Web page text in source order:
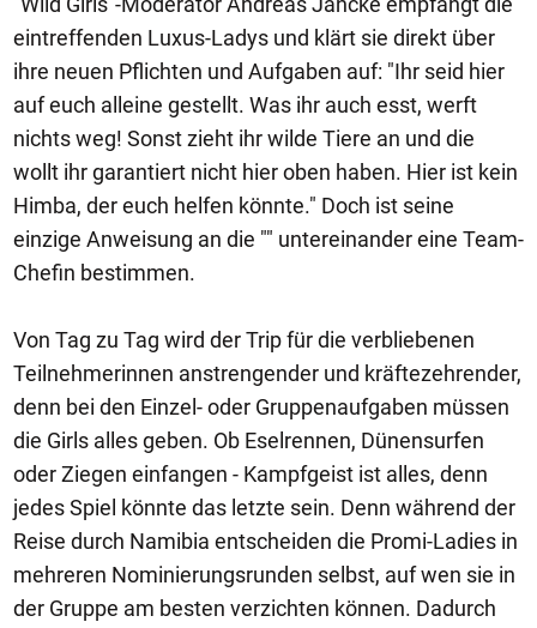
eintreffenden Luxus-Ladys und klärt sie direkt über
ihre neuen Pflichten und Aufgaben auf: "Ihr seid hier
auf euch alleine gestellt. Was ihr auch esst, werft
nichts weg! Sonst zieht ihr wilde Tiere an und die
wollt ihr garantiert nicht hier oben haben. Hier ist kein
Himba, der euch helfen könnte." Doch ist seine
einzige Anweisung an die "" untereinander eine Team-
Chefin bestimmen.
Von Tag zu Tag wird der Trip für die verbliebenen
Teilnehmerinnen anstrengender und kräftezehrender,
denn bei den Einzel- oder Gruppenaufgaben müssen
die Girls alles geben. Ob Eselrennen, Dünensurfen
oder Ziegen einfangen - Kampfgeist ist alles, denn
jedes Spiel könnte das letzte sein. Denn während der
Reise durch Namibia entscheiden die Promi-Ladies in
mehreren Nominierungsrunden selbst, auf wen sie in
der Gruppe am besten verzichten können. Dadurch